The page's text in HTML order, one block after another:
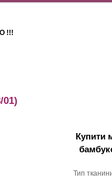
!!!
01)
Купити
Тип